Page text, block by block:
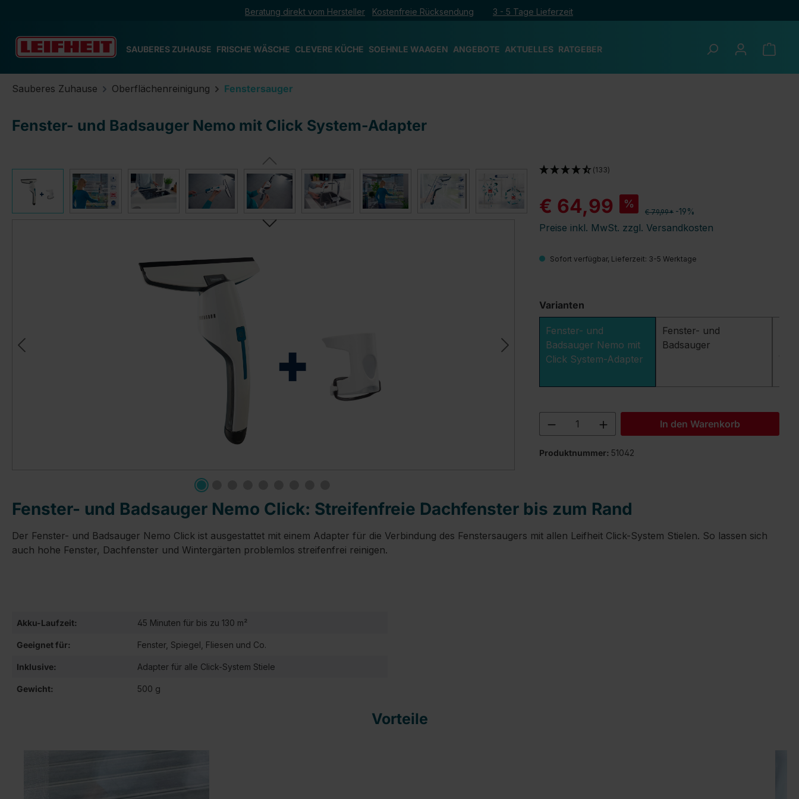
Beratung direkt vom Hersteller Kostenfreie Rücksendung 3 - 5 Tage Lieferzeit
SAUBERES ZUHAUSE FRISCHE WÄSCHE CLEVERE KÜCHE SOEHNLE WAAGEN ANGEBOTE AKTUELLES RATGEBER
Sauberes Zuhause Oberflächenreinigung Fenstersauger
Fenster- und Badsauger Nemo mit Click System-Adapter
€ 64,99 %
€ 79,99* -19%
Preise inkl. MwSt. zzgl. Versandkosten
(133)
Sofort verfügbar, Lieferzeit: 3-5 Werktage
Varianten
Fenster- und
Badsauger Nemo mit
Click System-Adapter
Fenster- und
Badsauger
Produkt Anzahl: Gib den
In den Warenkorb
Produktnummer: 51042
Fenster- und Badsauger Nemo Click: Streifenfreie Dachfenster bis zum Rand
Der Fenster- und Badsauger Nemo Click ist ausgestattet mit einem Adapter für die Verbindung des Fenstersaugers mit allen Leifheit Click-System Stielen. So lassen sich
auch hohe Fenster, Dachfenster und Wintergärten problemlos streifenfrei reinigen.
Akku-Laufzeit: 45 Minuten für bis zu 130 m²
Geeignet für: Fenster, Spiegel, Fliesen und Co.
Inklusive: Adapter für alle Click-System Stiele
Gewicht: 500 g
Vorteile